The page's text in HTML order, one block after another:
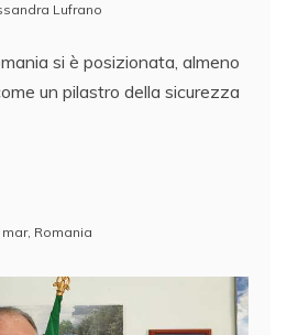
Lufrano
si è posizionata, almeno
un pilastro della sicurezza
mar, Romania